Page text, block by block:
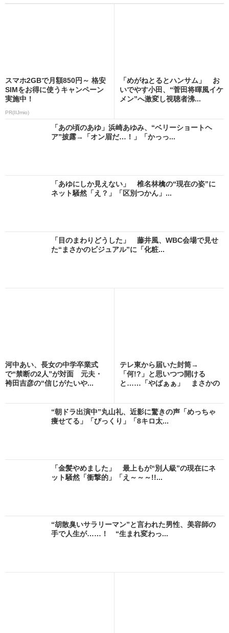
スマホ2GBで月額850円～ 格安
SIMをお得に使うキャンペーン
実施中！
PR(IIJmio)
「めがねとるとハンサム」 お
いでやす小田、“菅田将暉風イケ
メン”へ激変し視聴者沸...
「あの頃のあゆ」浜崎あゆみ、“ベリーショートヘ
ア”披露→「オン眉だ…！」「かっっ...
「あゆにしか見えない」 椎名林檎の“現在の姿”に
ネット騒然「え？」「区別つかん」...
「目のまわりどうした」 藤井風、WBC会場で見せ
た“まさかのビジュアル”に「化粧...
河中あい、長女の中学卒業式
で“禁断の2人”が対面 元夫・
袴田吉彦の“信じがたいや...
テレ東から届いた封筒→
「何!?」と思いつつ開ける
と……「やばぁぁ」 まさかの
“朝ドラ出演中”丸山礼、近影に驚きの声「めっちゃ
痩せてる」「びっくり」「8キロ太...
「金髪やめました」 最上もが“別人級”の現在にネ
ット騒然「衝撃的」「え～～～!!...
“胡散臭いサラリーマン”と言われた男性、美容師の
手で人生が……！ “生まれ変わっ...